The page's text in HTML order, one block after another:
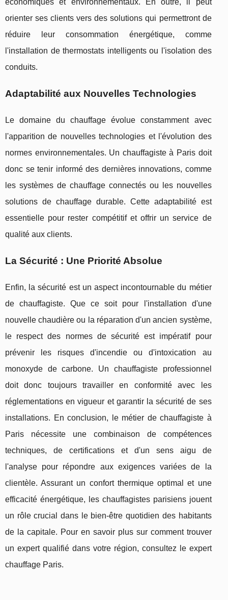
économiques et environnementaux. En outre, il peut
orienter ses clients vers des solutions qui permettront de
réduire leur consommation énergétique, comme
l'installation de thermostats intelligents ou l'isolation des
conduits.
Adaptabilité aux Nouvelles Technologies
Le domaine du chauffage évolue constamment avec
l'apparition de nouvelles technologies et l'évolution des
normes environnementales. Un chauffagiste à Paris doit
donc se tenir informé des dernières innovations, comme
les systèmes de chauffage connectés ou les nouvelles
solutions de chauffage durable. Cette adaptabilité est
essentielle pour rester compétitif et offrir un service de
qualité aux clients.
La Sécurité : Une Priorité Absolue
Enfin, la sécurité est un aspect incontournable du métier
de chauffagiste. Que ce soit pour l'installation d'une
nouvelle chaudière ou la réparation d'un ancien système,
le respect des normes de sécurité est impératif pour
prévenir les risques d'incendie ou d'intoxication au
monoxyde de carbone. Un chauffagiste professionnel
doit donc toujours travailler en conformité avec les
réglementations en vigueur et garantir la sécurité de ses
installations. En conclusion, le métier de chauffagiste à
Paris nécessite une combinaison de compétences
techniques, de certifications et d'un sens aigu de
l'analyse pour répondre aux exigences variées de la
clientèle. Assurant un confort thermique optimal et une
efficacité énergétique, les chauffagistes parisiens jouent
un rôle crucial dans le bien-être quotidien des habitants
de la capitale. Pour en savoir plus sur comment trouver
un expert qualifié dans votre région, consultez le expert
chauffage Paris.